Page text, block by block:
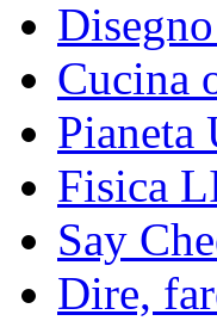
Cucina
Pianeta
Fisica
Say
Dire,